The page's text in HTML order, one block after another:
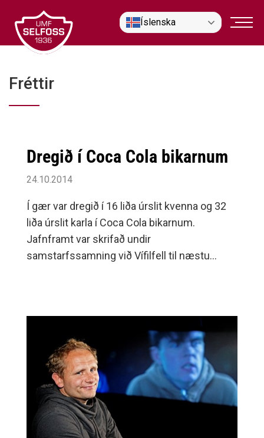
efni
Íslenska
Fréttir
Dregið í Coca Cola bikarnum
24.10.2014
Í gær var dregið í 16 liða úrslit kvenna og 32
liða úrslit karla í Coca Cola bikarnum.
Jafnframt var skrifað undir
samstarfssamning við Vífilfell til næstu
Fylkir, HK-KA/Þór, Afturelding-ÍR, ÍBV 2-Haukar
og Stjarnan-ÍBV.